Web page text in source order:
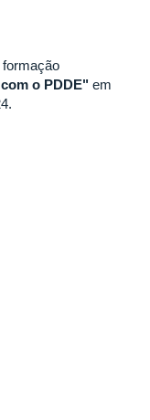
o PDDE" em